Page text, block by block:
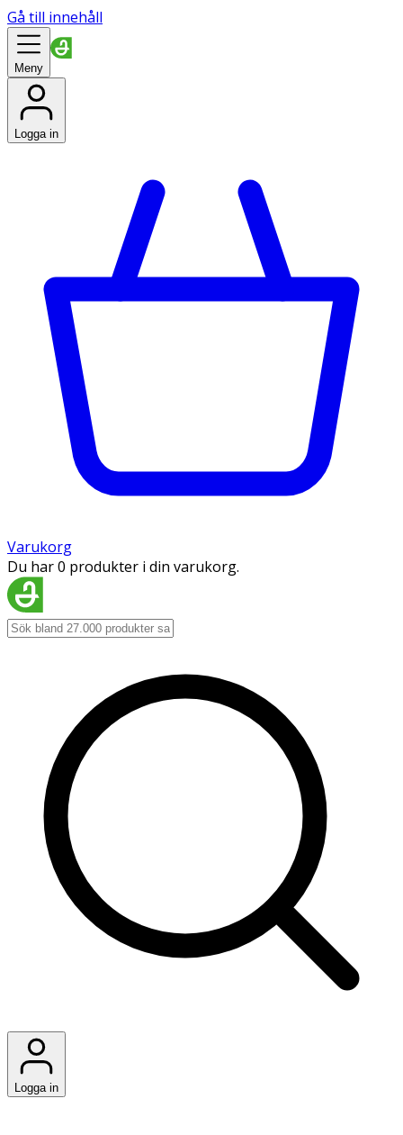
Gå till innehåll
Meny
Logga in
Varukorg
Du har 0 produkter i din varukorg.
Logga in